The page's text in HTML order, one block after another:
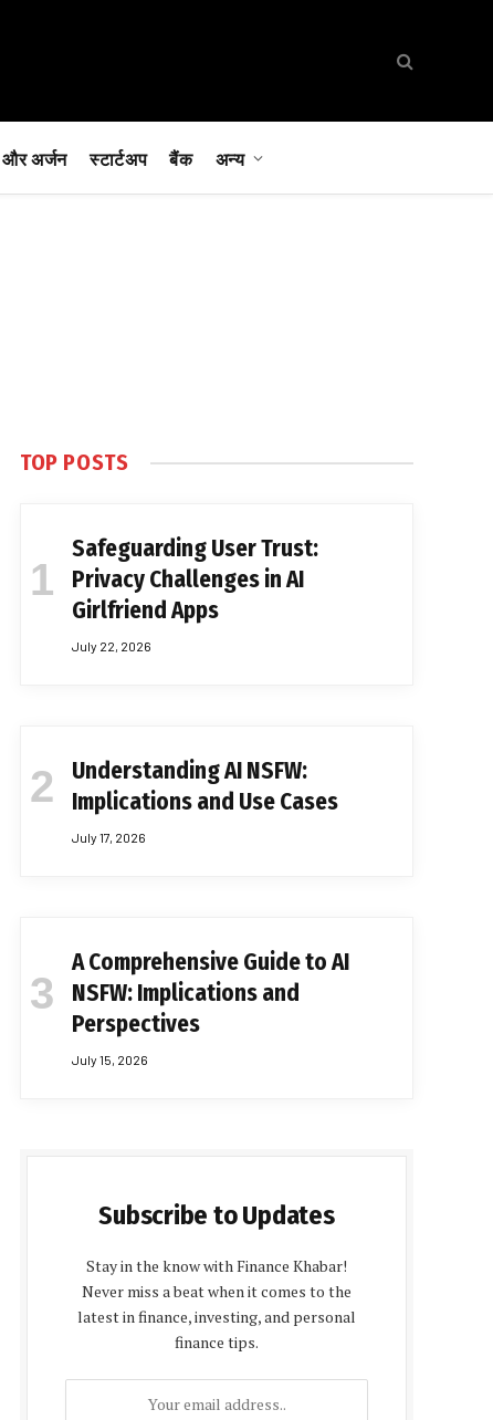
अर्जन स्टार्टअप बैंक अन्य
TOP POSTS
Safeguarding User Trust:
Privacy Challenges in AI
Girlfriend Apps
July 22, 2026
Understanding AI NSFW:
Implications and Use Cases
July 17, 2026
A Comprehensive Guide to AI
NSFW: Implications and
Perspectives
July 15, 2026
Subscribe to Updates
Stay in the know with Finance Khabar!
Never miss a beat when it comes to the
latest in finance, investing, and personal
finance tips.